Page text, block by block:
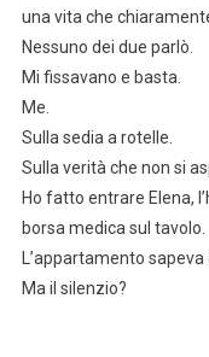
una vita che
Nessuno dei due parlò.
Mi fissavano e basta.
Me.
Sulla sedia a rotelle.
Sulla verità che non si
Ho fatto entrare Elena,
borsa medica sul tavolo.
L’appartamento
Ma il silenzio?